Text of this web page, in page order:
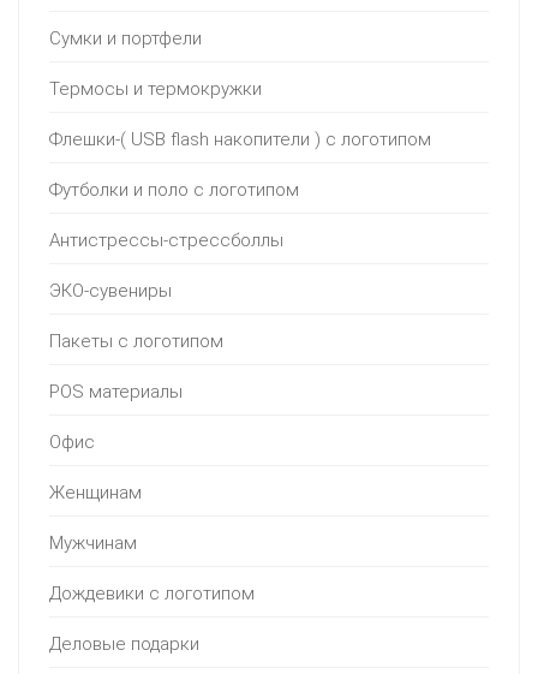
Сумки и портфели
Термосы и термокружки
Флешки-( USB flash накопители ) с логотипом
Футболки и поло с логотипом
Антистрессы-стрессболлы
ЭКО-сувениры
Пакеты с логотипом
POS материалы
Офис
Женщинам
Мужчинам
Дождевики с логотипом
Деловые подарки